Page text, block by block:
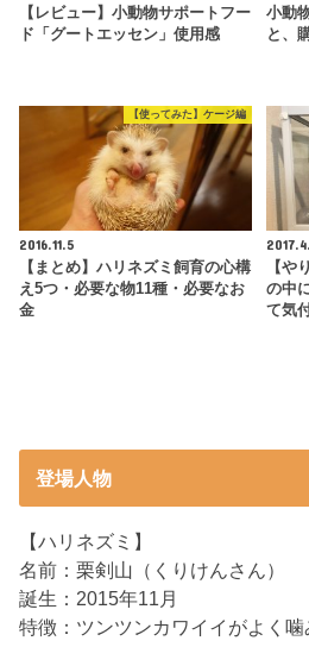
【レビュー】小動物サポートフー
ド「グートエッセン」使用感
小動
と、
【使ってみた】ケージ編
2016.11.5
【まとめ】ハリネズミ飼育の心構
え5つ・必要な物11種・必要なお
金
【や
の中
て気
登場人物
【ハリネズミ】
名前：栗剣山（くりけんさん）
誕生：2015年11月
特徴：ツンツンカワイイがよく噛